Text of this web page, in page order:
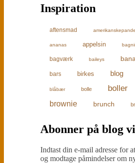
Inspiration
aftensmad
ananas appelsin
bagværk baileys
bars birkes blog
blåbær bolle boller
brownie brunch
Abonner på blog
Indtast din e-mail adresse for
og modtage påmindelser om